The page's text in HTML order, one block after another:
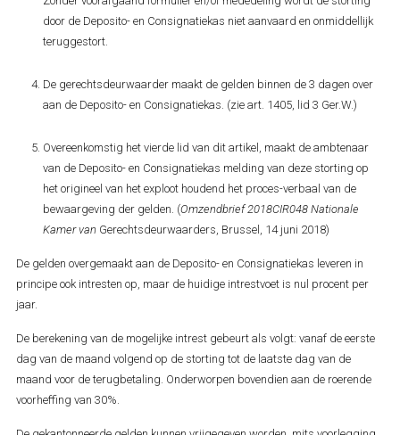
door de Deposito- en Consignatiekas niet aanvaard en onmiddellijk
teruggestort.
De gerechtsdeurwaarder maakt de gelden binnen de 3 dagen over
aan de Deposito- en Consignatiekas. (zie art. 1405, lid 3 Ger.W.)
Overeenkomstig het vierde lid van dit artikel, maakt de ambtenaar
van de Deposito- en Consignatiekas melding van deze storting op
het origineel van het exploot houdend het proces-verbaal van de
bewaargeving der gelden. (Omzendbrief 2018CIR048 Nationale
Kamer van Gerechtsdeurwaarders, Brussel, 14 juni 2018)
De gelden overgemaakt aan de Deposito- en Consignatiekas leveren in
principe ook intresten op, maar de huidige intrestvoet is nul procent per
jaar.
De berekening van de mogelijke intrest gebeurt als volgt: vanaf de eerste
dag van de maand volgend op de storting tot de laatste dag van de
maand voor de terugbetaling. Onderworpen bovendien aan de roerende
voorheffing van 30%.